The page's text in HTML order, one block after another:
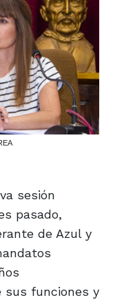
sesión
pasado,
de Azul y
sus funciones y